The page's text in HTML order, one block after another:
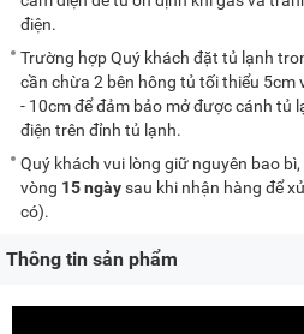
điện.
Trường hợp Quý khách đặt tủ lạnh
cần chừa 2 bên hông tủ tối thiểu
- 10cm để đảm bảo mở được cánh tủ
điện trên đỉnh tủ lạnh.
Quý khách vui lòng giữ nguyên bao
vòng 15 ngàysau khi nhận hàng để
có).
Thông tin sản phẩm